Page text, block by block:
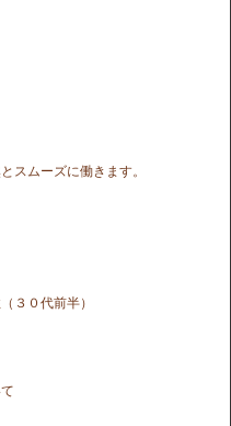
スムーズに働きます。
３０代前半）